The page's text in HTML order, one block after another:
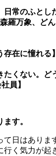
日常のふとし
羅万象、ど
存在に憧れる】
たくない。ど
員】
す。
日はありま
く気力が起